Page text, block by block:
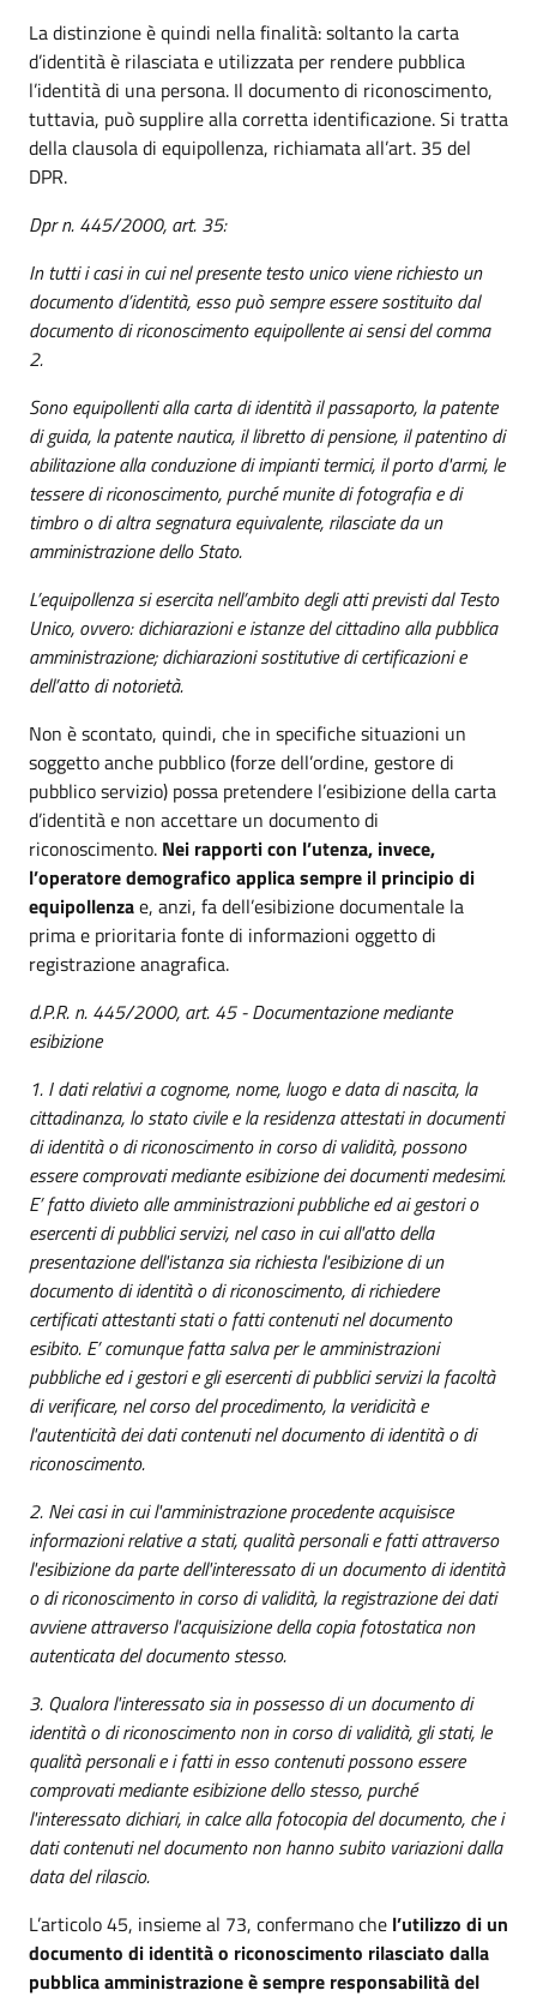
La distinzione è quindi nella finalità: soltanto la carta
d’identità è rilasciata e utilizzata per rendere pubblica
l’identità di una persona. Il documento di riconoscimento,
tuttavia, può supplire alla corretta identificazione. Si tratta
della clausola di equipollenza, richiamata all’art. 35 del
DPR.
Dpr n. 445/2000, art. 35:
In tutti i casi in cui nel presente testo unico viene richiesto un
documento d’identità, esso può sempre essere sostituito dal
documento di riconoscimento equipollente ai sensi del comma
2.
Sono equipollenti alla carta di identità il passaporto, la patente
di guida, la patente nautica, il libretto di pensione, il patentino di
abilitazione alla conduzione di impianti termici, il porto d'armi, le
tessere di riconoscimento, purché munite di fotografia e di
timbro o di altra segnatura equivalente, rilasciate da un
amministrazione dello Stato.
L’equipollenza si esercita nell’ambito degli atti previsti dal Testo
Unico, ovvero: dichiarazioni e istanze del cittadino alla pubblica
amministrazione; dichiarazioni sostitutive di certificazioni e
dell’atto di notorietà.
Non è scontato, quindi, che in specifiche situazioni un
soggetto anche pubblico (forze dell’ordine, gestore di
pubblico servizio) possa pretendere l’esibizione della carta
d’identità e non accettare un documento di
riconoscimento. Nei rapporti con l’utenza, invece,
l’operatore demografico applica sempre il principio di
equipollenzae, anzi, fa dell’esibizione documentale la
prima e prioritaria fonte di informazioni oggetto di
registrazione anagrafica.
d.P.R. n. 445/2000, art. 45 - Documentazione mediante
esibizione
1. I dati relativi a cognome, nome, luogo e data di nascita, la
cittadinanza, lo stato civile e la residenza attestati in documenti
di identità o di riconoscimento in corso di validità, possono
essere comprovati mediante esibizione dei documenti medesimi.
E’ fatto divieto alle amministrazioni pubbliche ed ai gestori o
esercenti di pubblici servizi, nel caso in cui all'atto della
presentazione dell'istanza sia richiesta l'esibizione di un
documento di identità o di riconoscimento, di richiedere
certificati attestanti stati o fatti contenuti nel documento
esibito. E’ comunque fatta salva per le amministrazioni
pubbliche ed i gestori e gli esercenti di pubblici servizi la facoltà
di verificare, nel corso del procedimento, la veridicità e
l'autenticità dei dati contenuti nel documento di identità o di
riconoscimento.
2. Nei casi in cui l'amministrazione procedente acquisisce
informazioni relative a stati, qualità personali e fatti attraverso
l'esibizione da parte dell'interessato di un documento di identità
o di riconoscimento in corso di validità, la registrazione dei dati
avviene attraverso l'acquisizione della copia fotostatica non
autenticata del documento stesso.
3. Qualora l'interessato sia in possesso di un documento di
identità o di riconoscimento non in corso di validità, gli stati, le
qualità personali e i fatti in esso contenuti possono essere
comprovati mediante esibizione dello stesso, purché
l'interessato dichiari, in calce alla fotocopia del documento, che i
dati contenuti nel documento non hanno subito variazioni dalla
data del rilascio.
L’articolo 45, insieme al 73, confermano che l’utilizzo di un
documento di identità o riconoscimento rilasciato dalla
pubblica amministrazione è sempre responsabilità del